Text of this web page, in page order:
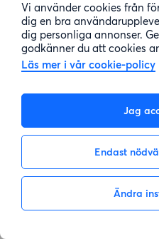
Vi använder cookies från
dig en bra
dig personliga annonser.
godkänner du att cookies
Läs mer i vår cookie-policy
Jag
Endast
Ändra